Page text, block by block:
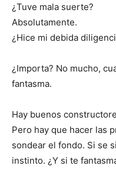
¿Tuve mala suerte?
Absolutamente.
¿Hice mi debida
¿Importa? No mucho,
fantasma.
Hay buenos
Pero hay que hacer las
sondear el fondo. Si se
instinto. ¿Y si te